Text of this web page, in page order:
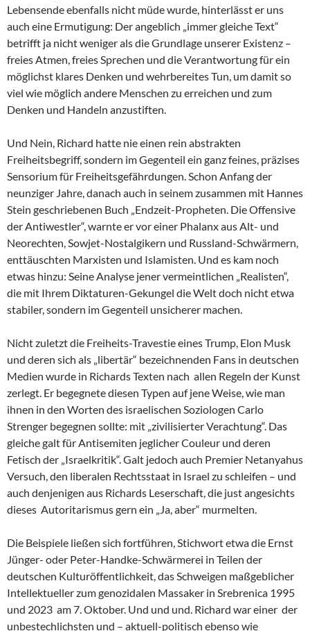
Lebensende ebenfalls nicht müde wurde, hinterlässt er uns
auch eine Ermutigung: Der angeblich „immer gleiche Text“
betrifft ja nicht weniger als die Grundlage unserer Existenz –
freies Atmen, freies Sprechen und die Verantwortung für ein
möglichst klares Denken und wehrbereites Tun, um damit so
viel wie möglich andere Menschen zu erreichen und zum
Denken und Handeln anzustiften.
Und Nein, Richard hatte nie einen rein abstrakten
Freiheitsbegriff, sondern im Gegenteil ein ganz feines, präzises
Sensorium für Freiheitsgefährdungen. Schon Anfang der
neunziger Jahre, danach auch in seinem zusammen mit Hannes
Stein geschriebenen Buch „Endzeit-Propheten. Die Offensive
der Antiwestler“, warnte er vor einer Phalanx aus Alt- und
Neorechten, Sowjet-Nostalgikern und Russland-Schwärmern,
enttäuschten Marxisten und Islamisten. Und es kam noch
etwas hinzu: Seine Analyse jener vermeintlichen „Realisten“,
die mit Ihrem Diktaturen-Gekungel die Welt doch nicht etwa
stabiler, sondern im Gegenteil unsicherer machen.
Nicht zuletzt die Freiheits-Travestie eines Trump, Elon Musk
und deren sich als „libertär“ bezeichnenden Fans in deutschen
Medien wurde in Richards Texten nach allen Regeln der Kunst
zerlegt. Er begegnete diesen Typen auf jene Weise, wie man
ihnen in den Worten des israelischen Soziologen Carlo
Strenger begegnen sollte: mit „zivilisierter Verachtung“. Das
gleiche galt für Antisemiten jeglicher Couleur und deren
Fetisch der „Israelkritik“. Galt jedoch auch Premier Netanyahus
Versuch, den liberalen Rechtsstaat in Israel zu schleifen – und
auch denjenigen aus Richards Leserschaft, die just angesichts
dieses Autoritarismus gern ein „Ja, aber“ murmelten.
Die Beispiele ließen sich fortführen, Stichwort etwa die Ernst
Jünger- oder Peter-Handke-Schwärmerei in Teilen der
deutschen Kulturöffentlichkeit, das Schweigen maßgeblicher
Intellektueller zum genozidalen Massaker in Srebrenica 1995
und 2023 am 7. Oktober. Und und und. Richard war einer der
unbestechlichsten und – aktuell-politisch ebenso wie